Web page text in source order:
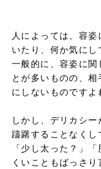
人によっては、容
いたり、何か気にし
一般的に、容姿に関
とが多いものの、
にしないものですよ
しかし、デリカシ
躊躇することなくし
「少し太った？」
くいこともばっさ